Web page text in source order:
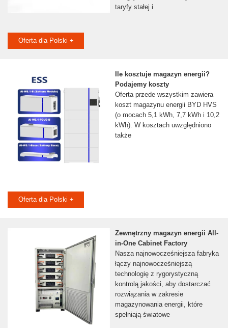
taryfy stałej i
Oferta dla Polski +
Ile kosztuje magazyn energii?
Podajemy koszty
Oferta przede wszystkim zawiera
koszt magazynu energii BYD HVS
(o mocach 5,1 kWh, 7,7 kWh i 10,2
kWh). W kosztach uwzględniono
także
Oferta dla Polski +
Zewnętrzny magazyn energii All-
in-One Cabinet Factory
Nasza najnowocześniejsza fabryka
łączy najnowocześniejszą
technologię z rygorystyczną
kontrolą jakości, aby dostarczać
rozwiązania w zakresie
magazynowania energii, które
spełniają światowe